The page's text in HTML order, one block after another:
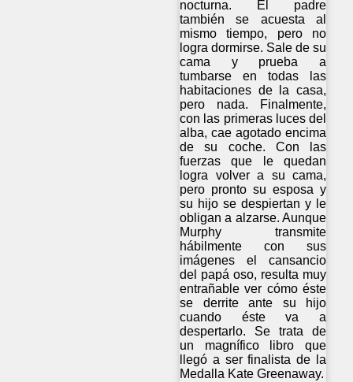
nocturna. El padre
también se acuesta al
mismo tiempo, pero no
logra dormirse. Sale de su
cama y prueba a
tumbarse en todas las
habitaciones de la casa,
pero nada. Finalmente,
con las primeras luces del
alba, cae agotado encima
de su coche. Con las
fuerzas que le quedan
logra volver a su cama,
pero pronto su esposa y
su hijo se despiertan y le
obligan a alzarse. Aunque
Murphy transmite
hábilmente con sus
imágenes el cansancio
del papá oso, resulta muy
entrañable ver cómo éste
se derrite ante su hijo
cuando éste va a
despertarlo. Se trata de
un magnífico libro que
llegó a ser finalista de la
Medalla Kate Greenaway.